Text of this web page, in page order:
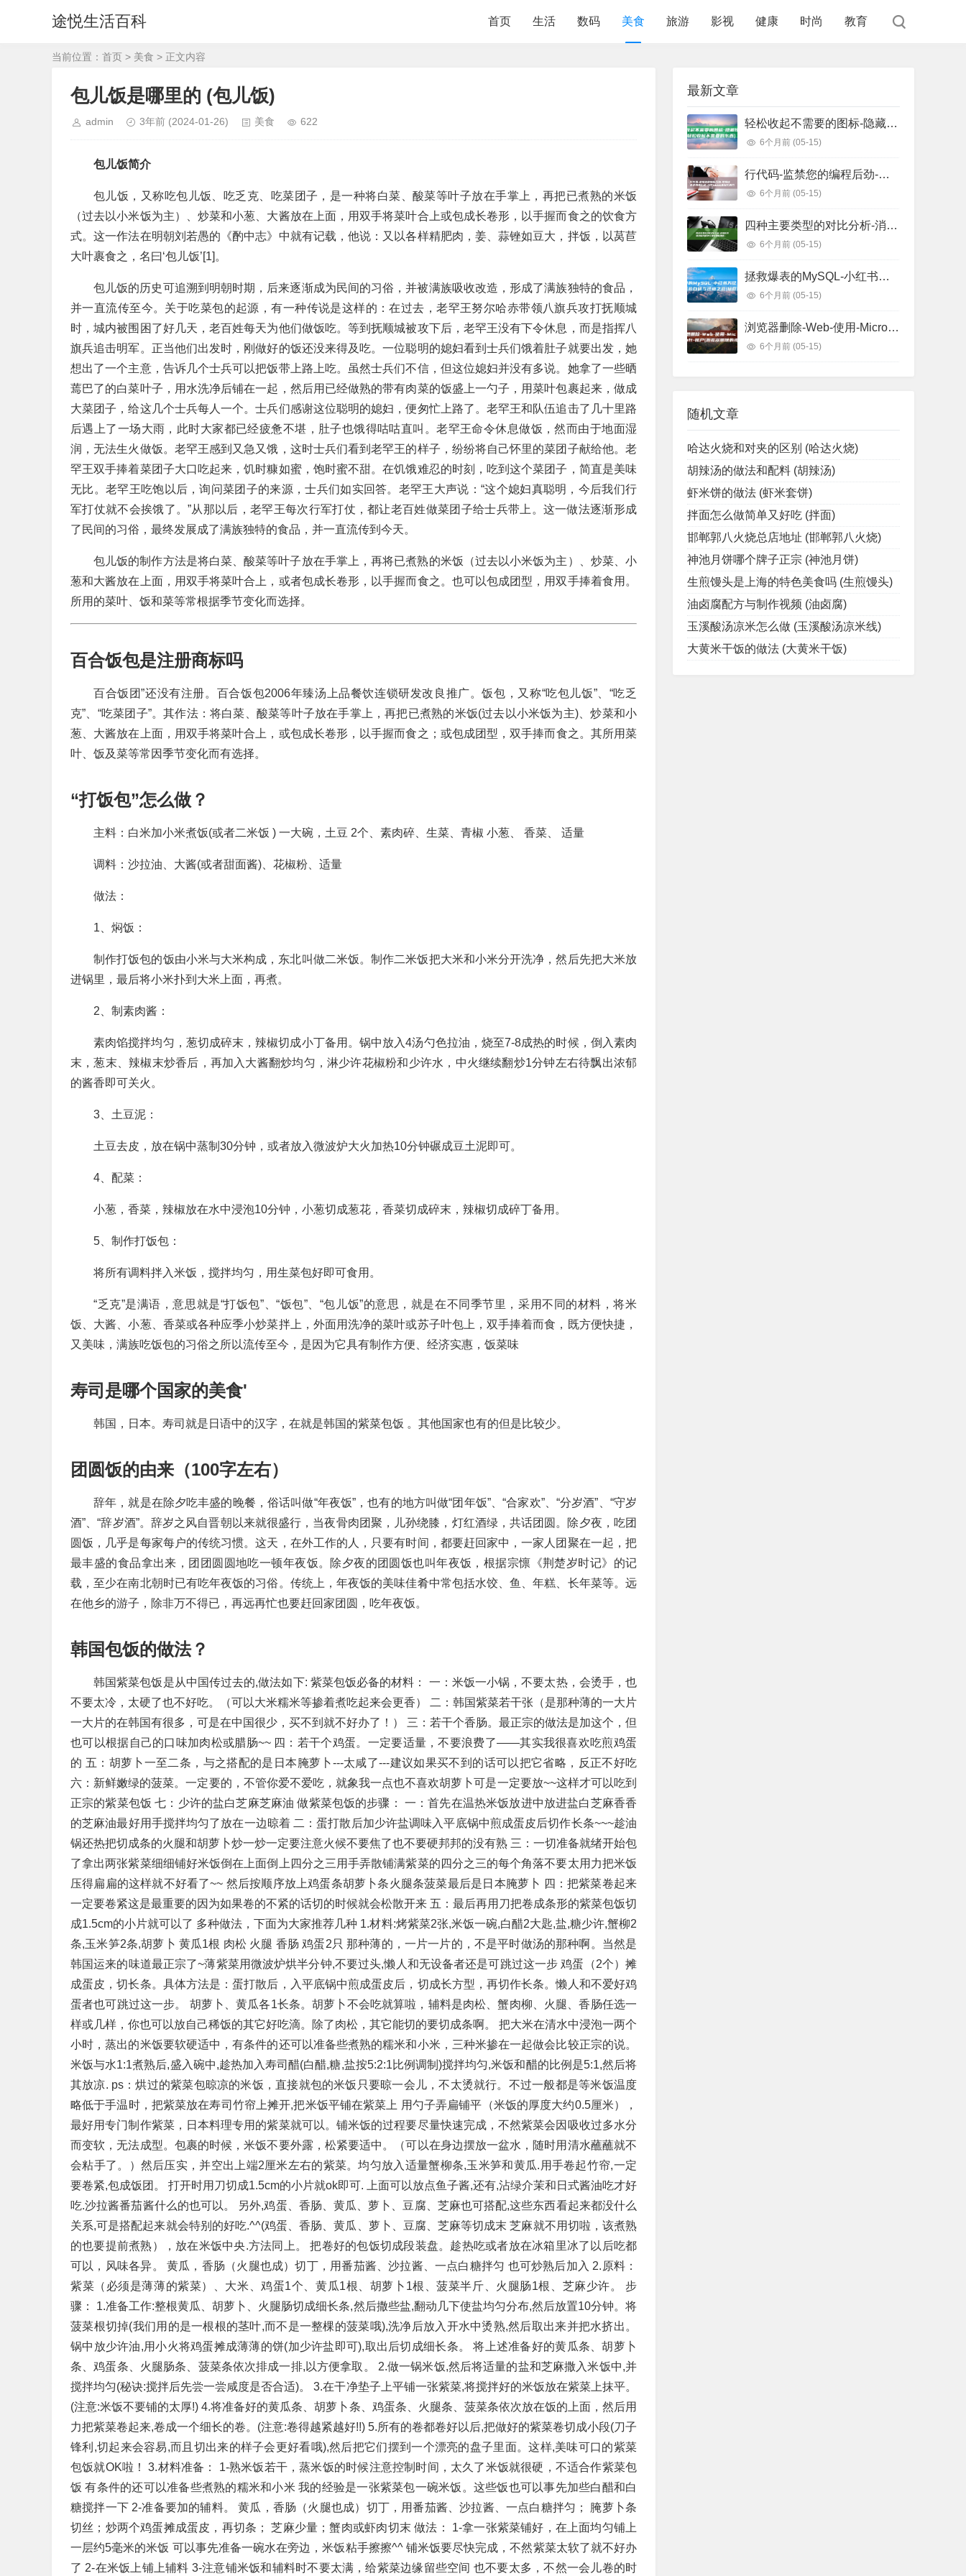
途悦生活百科 首页 生活 数码 美食 旅游 影视 健康 时尚 教育
当前位置： 首页 > 美食 > 正文内容
包儿饭是哪里的 (包儿饭)
admin 3年前 (2024-01-26) 美食 622
包儿饭简介
包儿饭，又称吃包儿饭、吃乏克、吃菜团子，是一种将白菜、酸菜等叶子放在手掌上，再把已煮熟的米饭
（过去以小米饭为主）、炒菜和小葱、大酱放在上面，用双手将菜叶合上或包成长卷形，以手握而食之的饮食方
式。这一作法在明朝刘若愚的《酌中志》中就有记载，他说：又以各样精肥肉，姜、蒜锉如豆大，拌饭，以莴苣
大叶裹食之，名曰‘包儿饭’[1]。
包儿饭的历史可追溯到明朝时期，后来逐渐成为民间的习俗，并被满族吸收改造，形成了满族独特的食品，
并一直流传至今。关于吃菜包的起源，有一种传说是这样的：在过去，老罕王努尔哈赤带领八旗兵攻打抚顺城
时，城内被围困了好几天，老百姓每天为他们做饭吃。等到抚顺城被攻下后，老罕王没有下令休息，而是指挥八
旗兵追击明军。正当他们出发时，刚做好的饭还没来得及吃。一位聪明的媳妇看到士兵们饿着肚子就要出发，她
想出了一个主意，告诉几个士兵可以把饭带上路上吃。虽然士兵们不信，但这位媳妇并没有多说。她拿了一些晒
蔫巴了的白菜叶子，用水洗净后铺在一起，然后用已经做熟的带有肉菜的饭盛上一勺子，用菜叶包裹起来，做成
大菜团子，给这几个士兵每人一个。士兵们感谢这位聪明的媳妇，便匆忙上路了。老罕王和队伍追击了几十里路
后遇上了一场大雨，此时大家都已经疲惫不堪，肚子也饿得咕咕直叫。老罕王命令休息做饭，然而由于地面湿
润，无法生火做饭。老罕王感到又急又饿，这时士兵们看到老罕王的样子，纷纷将自己怀里的菜团子献给他。老
罕王双手捧着菜团子大口吃起来，饥时糠如蜜，饱时蜜不甜。在饥饿难忍的时刻，吃到这个菜团子，简直是美味
无比。老罕王吃饱以后，询问菜团子的来源，士兵们如实回答。老罕王大声说：“这个媳妇真聪明，今后我们行
军打仗就不会挨饿了。”从那以后，老罕王每次行军打仗，都让老百姓做菜团子给士兵带上。这一做法逐渐形成
了民间的习俗，最终发展成了满族独特的食品，并一直流传到今天。
包儿饭的制作方法是将白菜、酸菜等叶子放在手掌上，再将已煮熟的米饭（过去以小米饭为主）、炒菜、小
葱和大酱放在上面，用双手将菜叶合上，或者包成长卷形，以手握而食之。也可以包成团型，用双手捧着食用。
所用的菜叶、饭和菜等常根据季节变化而选择。
百合饭包是注册商标吗
百合饭团”还没有注册。百合饭包2006年臻汤上品餐饮连锁研发改良推广。饭包，又称“吃包儿饭”、“吃乏
克”、“吃菜团子”。其作法：将白菜、酸菜等叶子放在手掌上，再把已煮熟的米饭(过去以小米饭为主)、炒菜和小
葱、大酱放在上面，用双手将菜叶合上，或包成长卷形，以手握而食之；或包成团型，双手捧而食之。其所用菜
叶、饭及菜等常因季节变化而有选择。
“打饭包”怎么做？
主料：白米加小米煮饭(或者二米饭 ) 一大碗，土豆 2个、素肉碎、生菜、青椒 小葱、 香菜、 适量
调料：沙拉油、大酱(或者甜面酱)、花椒粉、适量
做法：
1、焖饭：
制作打饭包的饭由小米与大米构成，东北叫做二米饭。制作二米饭把大米和小米分开洗净，然后先把大米放
进锅里，最后将小米扑到大米上面，再煮。
2、制素肉酱：
素肉馅搅拌均匀，葱切成碎末，辣椒切成小丁备用。锅中放入4汤勺色拉油，烧至7-8成热的时候，倒入素肉
末，葱末、辣椒末炒香后，再加入大酱翻炒均匀，淋少许花椒粉和少许水，中火继续翻炒1分钟左右待飘出浓郁
的酱香即可关火。
3、土豆泥：
土豆去皮，放在锅中蒸制30分钟，或者放入微波炉大火加热10分钟碾成豆土泥即可。
4、配菜：
小葱，香菜，辣椒放在水中浸泡10分钟，小葱切成葱花，香菜切成碎末，辣椒切成碎丁备用。
5、制作打饭包：
将所有调料拌入米饭，搅拌均匀，用生菜包好即可食用。
“乏克”是满语，意思就是“打饭包”、“饭包”、“包儿饭”的意思，就是在不同季节里，采用不同的材料，将米
饭、大酱、小葱、香菜或各种应季小炒菜拌上，外面用洗净的菜叶或苏子叶包上，双手捧着而食，既方便快捷，
又美味，满族吃饭包的习俗之所以流传至今，是因为它具有制作方便、经济实惠，饭菜味
寿司是哪个国家的美食'
韩国，日本。寿司就是日语中的汉字，在就是韩国的紫菜包饭 。其他国家也有的但是比较少。
团圆饭的由来（100字左右）
辞年，就是在除夕吃丰盛的晚餐，俗话叫做“年夜饭”，也有的地方叫做“团年饭”、“合家欢”、“分岁酒”、“守岁
酒”、“辞岁酒”。辞岁之风自晋朝以来就很盛行，当夜骨肉团聚，儿孙绕膝，灯红酒绿，共话团圆。除夕夜，吃团
圆饭，几乎是每家每户的传统习惯。这天，在外工作的人，只要有时间，都要赶回家中，一家人团聚在一起，把
最丰盛的食品拿出来，团团圆圆地吃一顿年夜饭。除夕夜的团圆饭也叫年夜饭，根据宗懔《荆楚岁时记》的记
载，至少在南北朝时已有吃年夜饭的习俗。传统上，年夜饭的美味佳肴中常包括水饺、鱼、年糕、长年菜等。远
在他乡的游子，除非万不得已，再远再忙也要赶回家团圆，吃年夜饭。
韩国包饭的做法？
韩国紫菜包饭是从中国传过去的,做法如下: 紫菜包饭必备的材料： 一：米饭一小锅，不要太热，会烫手，也
不要太冷，太硬了也不好吃。（可以大米糯米等掺着煮吃起来会更香） 二：韩国紫菜若干张（是那种薄的一大片
一大片的在韩国有很多，可是在中国很少，买不到就不好办了！） 三：若干个香肠。最正宗的做法是加这个，但
也可以根据自己的口味加肉松或腊肠~~ 四：若干个鸡蛋。一定要适量，不要浪费了——其实我很喜欢吃煎鸡蛋
的 五：胡萝卜一至二条，与之搭配的是日本腌萝卜---太咸了---建议如果买不到的话可以把它省略，反正不好吃
六：新鲜嫩绿的菠菜。一定要的，不管你爱不爱吃，就象我一点也不喜欢胡萝卜可是一定要放~~这样才可以吃到
正宗的紫菜包饭 七：少许的盐白芝麻芝麻油 做紫菜包饭的步骤： 一：首先在温热米饭放进中放进盐白芝麻香香
的芝麻油最好用手搅拌均匀了放在一边晾着 二：蛋打散后加少许盐调味入平底锅中煎成蛋皮后切作长条~~~趁油
锅还热把切成条的火腿和胡萝卜炒一炒一定要注意火候不要焦了也不要硬邦邦的没有熟 三：一切准备就绪开始包
了拿出两张紫菜细细铺好米饭倒在上面倒上四分之三用手弄散铺满紫菜的四分之三的每个角落不要太用力把米饭
压得扁扁的这样就不好看了~~ 然后按顺序放上鸡蛋条胡萝卜条火腿条菠菜最后是日本腌萝卜 四：把紫菜卷起来
一定要卷紧这是最重要的因为如果卷的不紧的话切的时候就会松散开来 五：最后再用刀把卷成条形的紫菜包饭切
成1.5cm的小片就可以了 多种做法，下面为大家推荐几种 1.材料:烤紫菜2张,米饭一碗,白醋2大匙,盐,糖少许,蟹柳2
条,玉米笋2条,胡萝卜 黄瓜1根 肉松 火腿 香肠 鸡蛋2只 那种薄的，一片一片的，不是平时做汤的那种啊。当然是
韩国运来的味道最正宗了~薄紫菜用微波炉烘半分钟,不要过头,懒人和无设备者还是可跳过这一步 鸡蛋（2个）摊
成蛋皮，切长条。具体方法是：蛋打散后，入平底锅中煎成蛋皮后，切成长方型，再切作长条。懒人和不爱好鸡
蛋者也可跳过这一步。 胡萝卜、黄瓜各1长条。胡萝卜不会吃就算啦，辅料是肉松、蟹肉柳、火腿、香肠任选一
样或几样，你也可以放自己稀饭的其它好吃滴。除了肉松，其它能切的要切成条啊。 把大米在清水中浸泡一两个
小时，蒸出的米饭要软硬适中，有条件的还可以准备些煮熟的糯米和小米，三种米掺在一起做会比较正宗的说。
米饭与水1:1煮熟后,盛入碗中,趁热加入寿司醋(白醋,糖,盐按5:2:1比例调制)搅拌均匀,米饭和醋的比例是5:1,然后将
其放凉. ps：烘过的紫菜包晾凉的米饭，直接就包的米饭只要晾一会儿，不太烫就行。不过一般都是等米饭温度
略低于手温时，把紫菜放在寿司竹帘上摊开,把米饭平铺在紫菜上 用勺子弄扁铺平（米饭的厚度大约0.5厘米），
最好用专门制作紫菜，日本料理专用的紫菜就可以。铺米饭的过程要尽量快速完成，不然紫菜会因吸收过多水分
而变软，无法成型。包裹的时候，米饭不要外露，松紧要适中。（可以在身边摆放一盆水，随时用清水蘸蘸就不
会粘手了。）然后压实，并空出上端2厘米左右的紫菜。均匀放入适量蟹柳条,玉米笋和黄瓜.用手卷起竹帘,一定
要卷紧,包成饭团。 打开时用刀切成1.5cm的小片就ok即可. 上面可以放点鱼子酱,还有,沾绿介茉和日式酱油吃才好
吃.沙拉酱番茄酱什么的也可以。 另外,鸡蛋、香肠、黄瓜、萝卜、豆腐、芝麻也可搭配,这些东西看起来都没什么
关系,可是搭配起来就会特别的好吃.^^(鸡蛋、香肠、黄瓜、萝卜、豆腐、芝麻等切成末 芝麻就不用切啦，该煮熟
的也要提前煮熟），放在米饭中央.方法同上。 把卷好的包饭切成段装盘。趁热吃或者放在冰箱里冰了以后吃都
可以，风味各异。 黄瓜，香肠（火腿也成）切丁，用番茄酱、沙拉酱、一点白糖拌匀 也可炒熟后加入 2.原料：
紫菜（必须是薄薄的紫菜）、大米、鸡蛋1个、黄瓜1根、胡萝卜1根、菠菜半斤、火腿肠1根、芝麻少许。 步
骤： 1.准备工作:整根黄瓜、胡萝卜、火腿肠切成细长条,然后撒些盐,翻动几下使盐均匀分布,然后放置10分钟。将
菠菜根切掉(我们用的是一根根的茎叶,而不是一整棵的菠菜哦),洗净后放入开水中烫熟,然后取出来并把水挤出。
锅中放少许油,用小火将鸡蛋摊成薄薄的饼(加少许盐即可),取出后切成细长条。 将上述准备好的黄瓜条、胡萝卜
条、鸡蛋条、火腿肠条、菠菜条依次排成一排,以方便拿取。 2.做一锅米饭,然后将适量的盐和芝麻撒入米饭中,并
搅拌均匀(秘诀:搅拌后先尝一尝咸度是否合适)。 3.在干净垫子上平铺一张紫菜,将搅拌好的米饭放在紫菜上抹平。
(注意:米饭不要铺的太厚!) 4.将准备好的黄瓜条、胡萝卜条、鸡蛋条、火腿条、菠菜条依次放在饭的上面，然后用
力把紫菜卷起来,卷成一个细长的卷。(注意:卷得越紧越好!!) 5.所有的卷都卷好以后,把做好的紫菜卷切成小段(刀子
锋利,切起来会容易,而且切出来的样子会更好看哦),然后把它们摆到一个漂亮的盘子里面。这样,美味可口的紫菜
包饭就OK啦！ 3.材料准备： 1-熟米饭若干，蒸米饭的时候注意控制时间，太久了米饭就很硬，不适合作紫菜包
饭 有条件的还可以准备些煮熟的糯米和小米 我的经验是一张紫菜包一碗米饭。这些饭也可以事先加些白醋和白
糖搅拌一下 2-准备要加的辅料。 黄瓜，香肠（火腿也成）切丁，用番茄酱、沙拉酱、一点白糖拌匀； 腌萝卜条
切丝；炒两个鸡蛋摊成蛋皮，再切条； 芝麻少量；蟹肉或虾肉切末 做法： 1-拿一张紫菜铺好，在上面均匀铺上
一层约5毫米的米饭 可以事先准备一碗水在旁边，米饭粘手擦擦^^ 铺米饭要尽快完成，不然紫菜太软了就不好办
了 2-在米饭上铺上辅料 3-注意铺米饭和辅料时不要太满，给紫菜边缘留些空间 也不要太多，不然一会儿卷的时
最新文章
轻松收起不需要的图标-隐藏任务栏图标 (轻松收起不需要的东西)
6个月前 (05-15)
行代码-监禁您的编程后劲-把握这些正则表白式-少写1000 (监狱代码几位数)
6个月前 (05-15)
四种主要类型的对比分析-消息队列选型指南 (四种主要类型信用证)
6个月前 (05-15)
拯救爆表的MySQL-小红书万亿级存储系统自研与迁移之路 (拯救爆戾男主)
6个月前 (05-15)
浏览器删除-Web-使用-Microsoft-账户 (浏览器删除的视频怎么找回)
6个月前 (05-15)
随机文章
哈达火烧和对夹的区别 (哈达火烧)
胡辣汤的做法和配料 (胡辣汤)
虾米饼的做法 (虾米套饼)
拌面怎么做简单又好吃 (拌面)
邯郸郭八火烧总店地址 (邯郸郭八火烧)
神池月饼哪个牌子正宗 (神池月饼)
生煎馒头是上海的特色美食吗 (生煎馒头)
油卤腐配方与制作视频 (油卤腐)
玉溪酸汤凉米怎么做 (玉溪酸汤凉米线)
大黄米干饭的做法 (大黄米干饭)